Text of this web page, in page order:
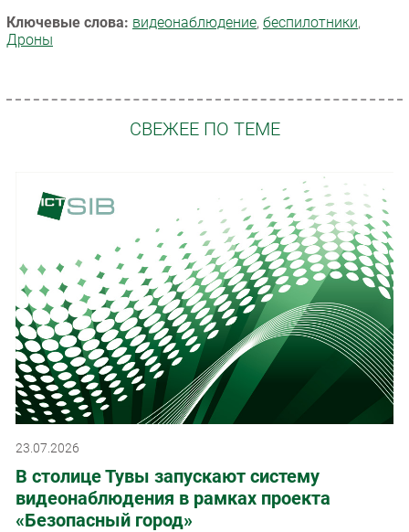
Ключевые слова: видеонаблюдение, беспилотники,
Дроны
СВЕЖЕЕ ПО ТЕМЕ
23.07.2026
В столице Тувы запускают систему
видеонаблюдения в рамках проекта
«Безопасный город»